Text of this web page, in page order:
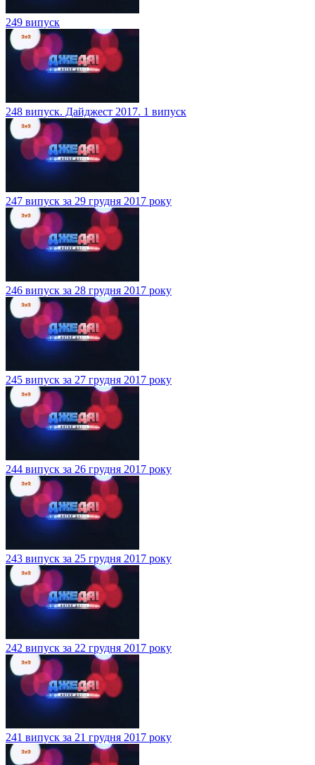
249 випуск
248 випуск. Дайджест 2017. 1 випуск
247 випуск за 29 грудня 2017 року
246 випуск за 28 грудня 2017 року
245 випуск за 27 грудня 2017 року
244 випуск за 26 грудня 2017 року
243 випуск за 25 грудня 2017 року
242 випуск за 22 грудня 2017 року
241 випуск за 21 грудня 2017 року